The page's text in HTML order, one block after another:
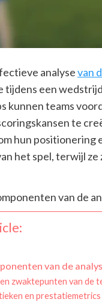
analysevan
een
kunnen teams
te
hun
het spel, terwijl
van de
zwaktepunten van de
en prestatiemetrics